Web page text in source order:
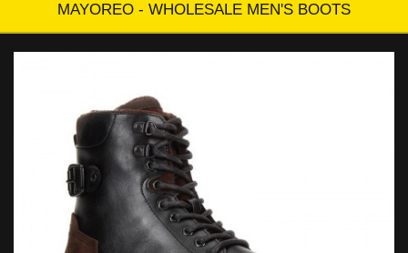
MAYOREO - WHOLESALE MEN'S BOOTS